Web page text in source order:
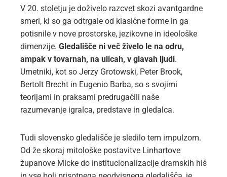
V 20. stoletju je doživelo razcvet skozi avantgardne
smeri, ki so ga odtrgale od klasične forme in ga
potisnile v nove prostorske, jezikovne in ideološke
dimenzije. Gledališče ni več živelo le na odru,
ampak v tovarnah, na ulicah, v glavah ljudi.
Umetniki, kot so Jerzy Grotowski, Peter Brook,
Bertolt Brecht in Eugenio Barba, so s svojimi
teorijami in praksami predrugačili naše
razumevanje igralca, predstave in gledalca.
Tudi slovensko gledališče je sledilo tem impulzom.
Od že skoraj mitološke postavitve Linhartove
županove Micke do institucionalizacije dramskih hiš